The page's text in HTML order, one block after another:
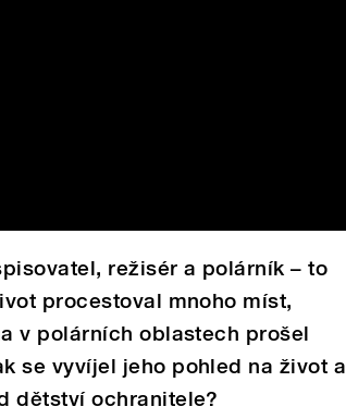
režisér a polárník – to
procestoval mnoho míst,
v polárních oblastech prošel
se vyvíjel jeho pohled na život a
dětství ochranitele?